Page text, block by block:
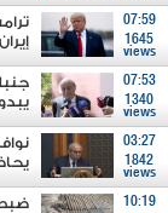
07:59
1645
views
07:53
1340
views
03:27
1842
views
10:19
ضبط